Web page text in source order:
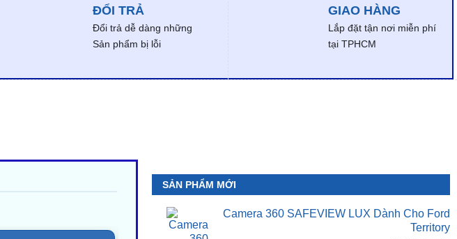
ĐỔI TRẢ
Đổi trả dễ dàng những
Sản phẩm bị lỗi
GIAO HÀNG
Lắp đặt tận nơi miễn phí
tại TPHCM
SẢN PHẨM MỚI
Camera 360 SAFEVIEW LUX Dành Cho Ford
Territory